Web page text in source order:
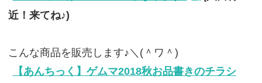
近！来てね♪)
こんな商品を販売します♪＼(＾ワ＾)
【あんちっく】ゲムマ2018秋お品書きのチラシ